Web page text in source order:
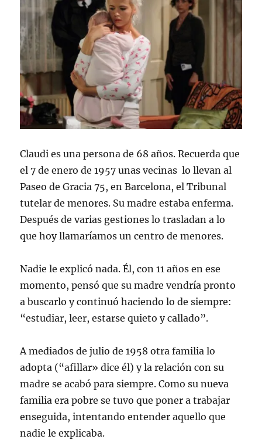
Claudi es una persona de 68 años. Recuerda que
el 7 de enero de 1957 unas vecinas lo llevan al
Paseo de Gracia 75, en Barcelona, el Tribunal
tutelar de menores. Su madre estaba enferma.
Después de varias gestiones lo trasladan a lo
que hoy llamaríamos un centro de menores.
Nadie le explicó nada. Él, con 11 años en ese
momento, pensó que su madre vendría pronto
a buscarlo y continuó haciendo lo de siempre:
“estudiar, leer, estarse quieto y callado”.
A mediados de julio de 1958 otra familia lo
adopta (“afillar» dice él) y la relación con su
madre se acabó para siempre. Como su nueva
familia era pobre se tuvo que poner a trabajar
enseguida, intentando entender aquello que
nadie le explicaba.